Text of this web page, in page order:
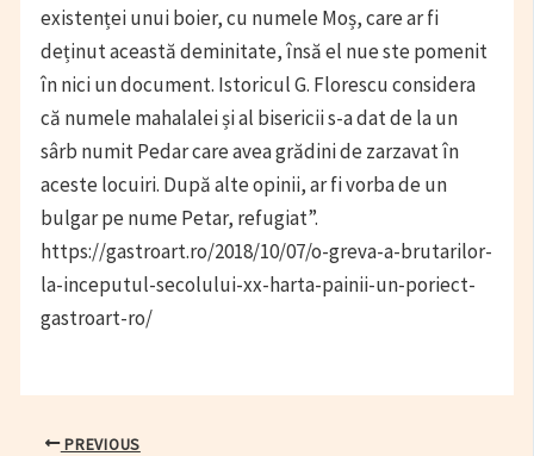
existenței unui boier, cu numele Moș, care ar fi
deținut această deminitate, însă el nue ste pomenit
în nici un document. Istoricul G. Florescu considera
că numele mahalalei și al bisericii s-a dat de la un
sârb numit Pedar care avea grădini de zarzavat în
aceste locuiri. După alte opinii, ar fi vorba de un
bulgar pe nume Petar, refugiat”.
https://gastroart.ro/2018/10/07/o-greva-a-brutarilor-
la-inceputul-secolului-xx-harta-painii-un-poriect-
gastroart-ro/
PostPREVIOUS